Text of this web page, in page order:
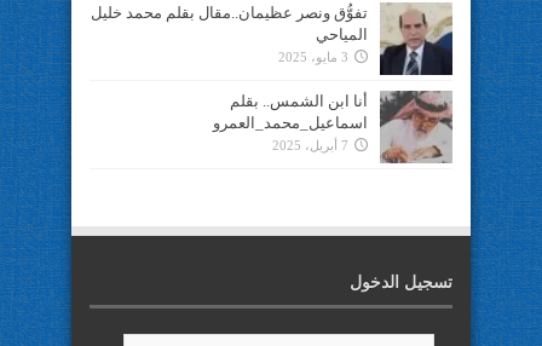
تفوُّق ونصر عظيمان..مقال بقلم محمد خليل
المياحي
3 مايو، 2025
أنا ابن الشمس.. بقلم
اسماعيل_محمد_العمرو
7 أبريل، 2025
تسجيل الدخول